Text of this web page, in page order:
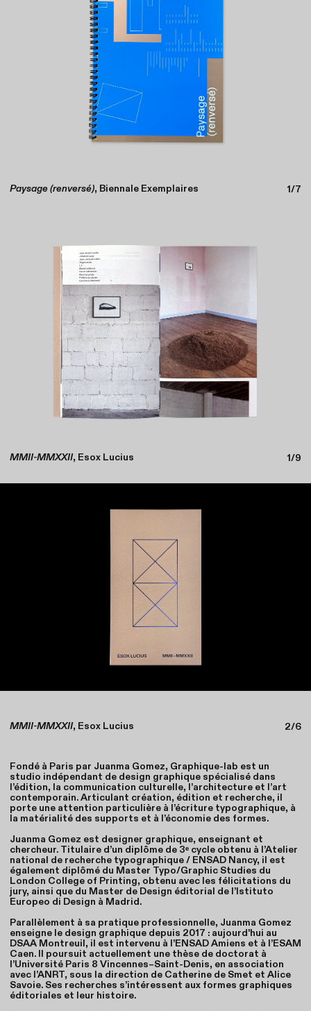
Paysage (renversé), Biennale Exemplaires 1/7
MMII-MMXXII, Esox Lucius 1/9
MMII-MMXXII, Esox Lucius 2/6
Fondé à Paris par Juanma Gomez, Graphique-lab est un
studio indépendant de design graphique spécialisé dans
l’édition, la communication culturelle, l’architecture et l’art
contemporain. Articulant création, édition et recherche, il
porte une attention particulière à l’écriture typographique, à
la matérialité des supports et à l’économie des formes.
Juanma Gomez est designer graphique, enseignant et
chercheur. Titulaire d’un diplôme de 3ᵉ cycle obtenu à l’Atelier
national de recherche typographique / ENSAD Nancy, il est
également diplômé du Master Typo/Graphic Studies du
London College of Printing, obtenu avec les félicitations du
jury, ainsi que du Master de Design éditorial de l’Istituto
Europeo di Design à Madrid.
Parallèlement à sa pratique professionnelle, Juanma Gomez
enseigne le design graphique depuis 2017 : aujourd'hui au
DSAA Montreuil, il est intervenu à l’ENSAD Amiens et à l’ESAM
Caen. Il poursuit actuellement une thèse de doctorat à
l’Université Paris 8 Vincennes–Saint-Denis, en association
avec l’ANRT, sous la direction de Catherine de Smet et Alice
Savoie. Ses recherches s’intéressent aux formes graphiques
éditoriales et leur histoire.